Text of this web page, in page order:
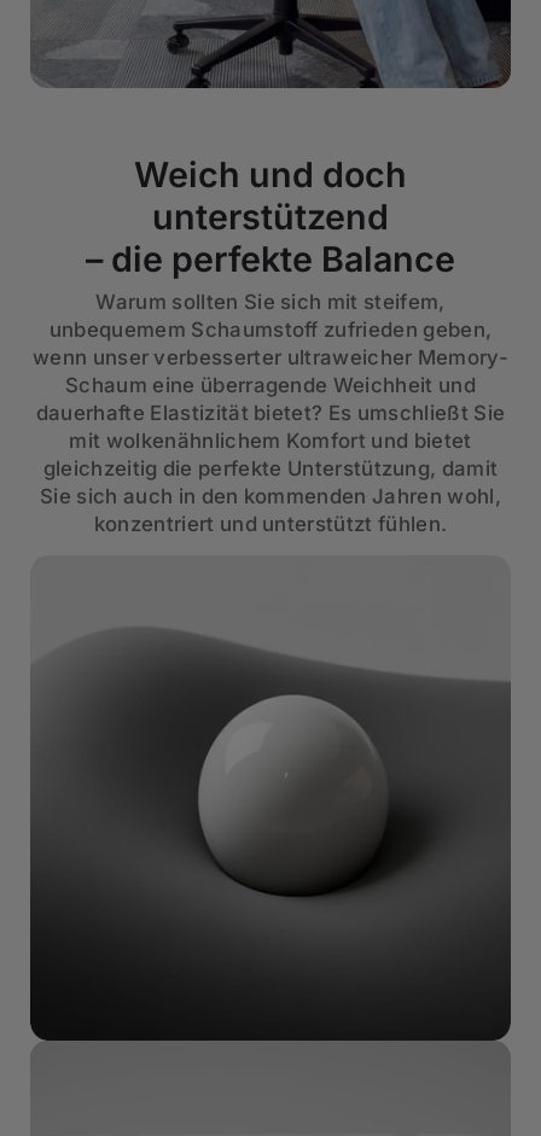
Weich und doch
unterstützend
– die perfekte Balance
Warum sollten Sie sich mit steifem,
unbequemem Schaumstoff zufrieden geben,
wenn unser verbesserter ultraweicher Memory-
Schaum eine überragende Weichheit und
dauerhafte Elastizität bietet? Es umschließt Sie
mit wolkenähnlichem Komfort und bietet
gleichzeitig die perfekte Unterstützung, damit
Sie sich auch in den kommenden Jahren wohl,
konzentriert und unterstützt fühlen.